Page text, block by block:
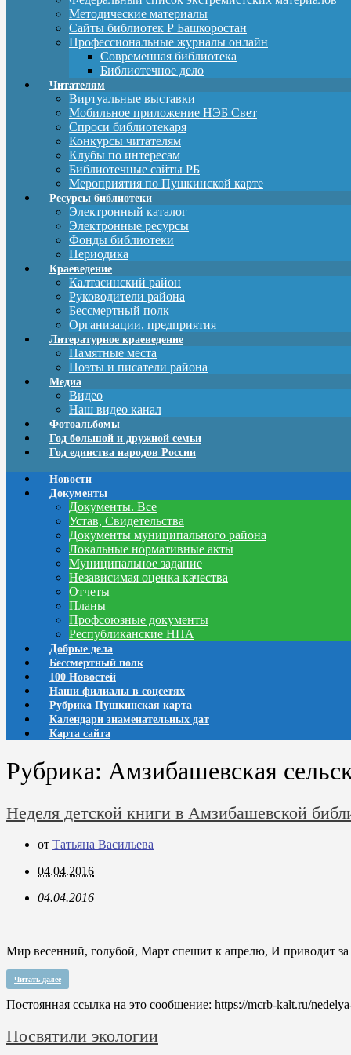
Методические материалы
Сайты библиотек Р Башкоростан
Профессиональные журналы онлайн
Современная библиотека
Библиотечное дело
Читателям
Виртуальные выставки
Мобильное приложение НЭБ Свет
Спроси библиотекаря
Конкурсы читателям
Клубы по интересам
Библиотечные сайты РБ
Мероприятия по Пушкинской карте
Ресурсы библиотеки
Электронный каталог
Электронные ресурсы
Фонды библиотеки
Периодика
Краеведение
Калтасинский район
Руководители района
Бессмертный полк
Организации, предприятия
Литературное краеведение
Памятные места
Поэты и писатели района
Медиа
Видео
Наш видео канал
Фотоальбомы
Год большой и дружной семьи
Год единства народов России
Новости
Документы
Документы. Все
Устав, Свидетельства
Документы муниципального района
Локальные нормативные акты
Муниципальное задание
Независимая оценка качества
Отчеты
Планы
Профсоюзные документы
Республиканские НПА
Добрые дела
Бессмертный полк
100 Новостей
Наши филиалы в соцсетях
Рубрика Пушкинская карта
Календари знаменательных дат
Карта сайта
Рубрика: Амзибашевская
Неделя детской книги в Амзибашевской
от Татьяна Васильева
04.04.2016
04.04.2016
Мир весенний, голубой, Март спешит к апрелю, И приводит
Читать далее
Постоянная ссылка на это сообщение: https://mcrb-kalt.ru/
Посвятили экологии